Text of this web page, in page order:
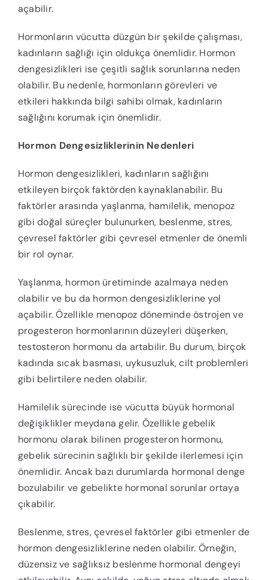
açabilir.
Hormonların vücutta düzgün bir şekilde çalışması,
kadınların sağlığı için oldukça önemlidir. Hormon
dengesizlikleri ise çeşitli sağlık sorunlarına neden
olabilir. Bu nedenle, hormonların görevleri ve
etkileri hakkında bilgi sahibi olmak, kadınların
sağlığını korumak için önemlidir.
Hormon Dengesizliklerinin Nedenleri
Hormon dengesizlikleri, kadınların sağlığını
etkileyen birçok faktörden kaynaklanabilir. Bu
faktörler arasında yaşlanma, hamilelik, menopoz
gibi doğal süreçler bulunurken, beslenme, stres,
çevresel faktörler gibi çevresel etmenler de önemli
bir rol oynar.
Yaşlanma, hormon üretiminde azalmaya neden
olabilir ve bu da hormon dengesizliklerine yol
açabilir. Özellikle menopoz döneminde östrojen ve
progesteron hormonlarının düzeyleri düşerken,
testosteron hormonu da artabilir. Bu durum, birçok
kadında sıcak basması, uykusuzluk, cilt problemleri
gibi belirtilere neden olabilir.
Hamilelik sürecinde ise vücutta büyük hormonal
değişiklikler meydana gelir. Özellikle gebelik
hormonu olarak bilinen progesteron hormonu,
gebelik sürecinin sağlıklı bir şekilde ilerlemesi için
önemlidir. Ancak bazı durumlarda hormonal denge
bozulabilir ve gebelikte hormonal sorunlar ortaya
çıkabilir.
Beslenme, stres, çevresel faktörler gibi etmenler de
hormon dengesizliklerine neden olabilir. Örneğin,
düzensiz ve sağlıksız beslenme hormonal dengeyi